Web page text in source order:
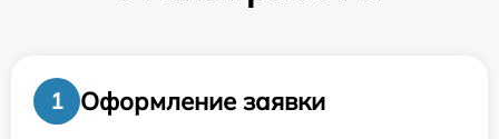
1
Оформление заявки